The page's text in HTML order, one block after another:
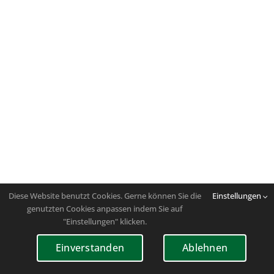
Diese Website benutzt Cookies. Gerne können Sie die
genutzten Cookies anpassen indem Sie auf
"Einstellungen" klicken.
Einstellungen
Einverstanden Ablehnen